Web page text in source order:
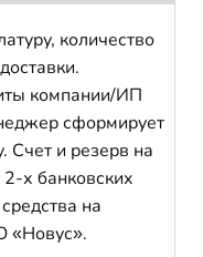
количество
компании/ИП
сформирует
Счет и резерв на
2-х банковских
на
«Новус».